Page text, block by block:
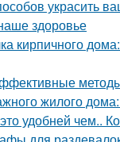
украсить
здоровье
кирпичного
жилого
удобней чем..